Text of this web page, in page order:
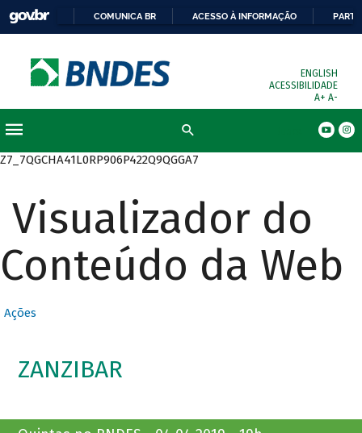
COMUNICA BR ACESSO À INFORMAÇÃO
ENGLISH
ACESSIBILIDADE
A+ A-
Z7_7QGCHA41L0RP906P422Q9QGGA7
Visualizador do
Conteúdo da Web
Ações
ZANZIBAR